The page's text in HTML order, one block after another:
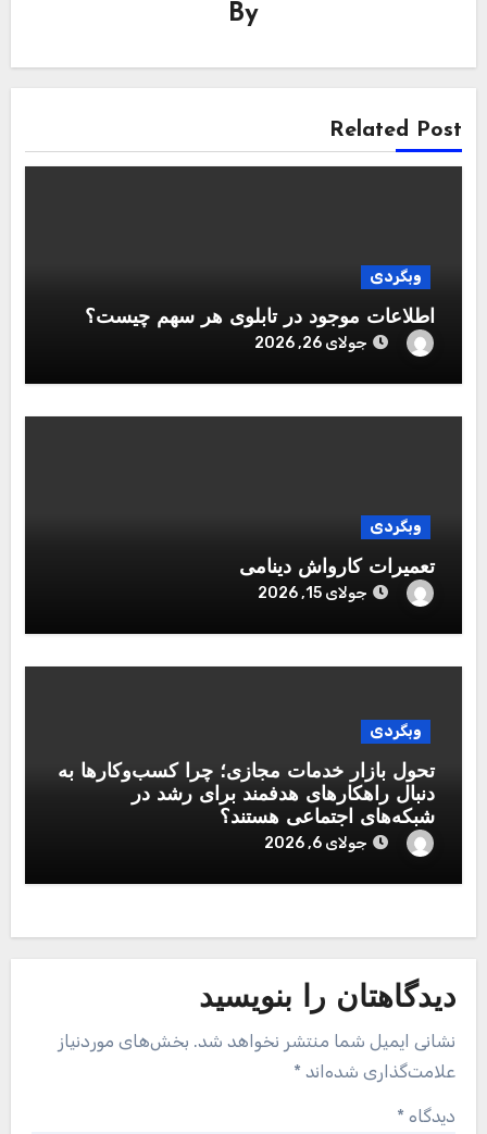
By
Related Post
وبگردی
اطلاعات موجود در تابلوی هر سهم چیست؟
جولای 26, 2026
وبگردی
تعمیرات کارواش دینامی
جولای 15, 2026
وبگردی
تحول بازار خدمات مجازی؛ چرا کسب‌وکارها به
دنبال راهکارهای هدفمند برای رشد در
شبکه‌های اجتماعی هستند؟
جولای 6, 2026
دیدگاهتان را بنویسید
نشانی ایمیل شما منتشر نخواهد شد. بخش‌های موردنیاز
علامت‌گذاری شده‌اند *
دیدگاه *